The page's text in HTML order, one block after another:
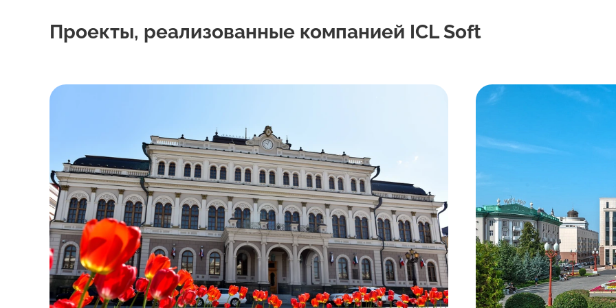
Проекты, реализованные компанией ICL Soft